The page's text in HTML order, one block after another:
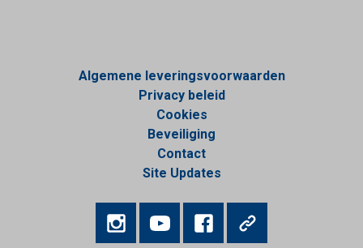
Algemene leveringsvoorwaarden
Privacy beleid
Cookies
Beveiliging
Contact
Site Updates